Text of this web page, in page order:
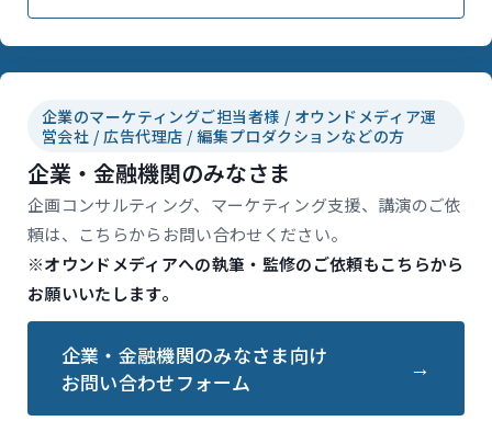
企業のマーケティングご担当者様 / オウンドメディア運
営会社 / 広告代理店 / 編集プロダクションなどの方
企業・金融機関のみなさま
企画コンサルティング、マーケティング支援、講演のご依
頼は、こちらからお問い合わせください。
※オウンドメディアへの執筆・監修のご依頼もこちらから
お願いいたします。
企業・金融機関のみなさま向け
お問い合わせフォーム